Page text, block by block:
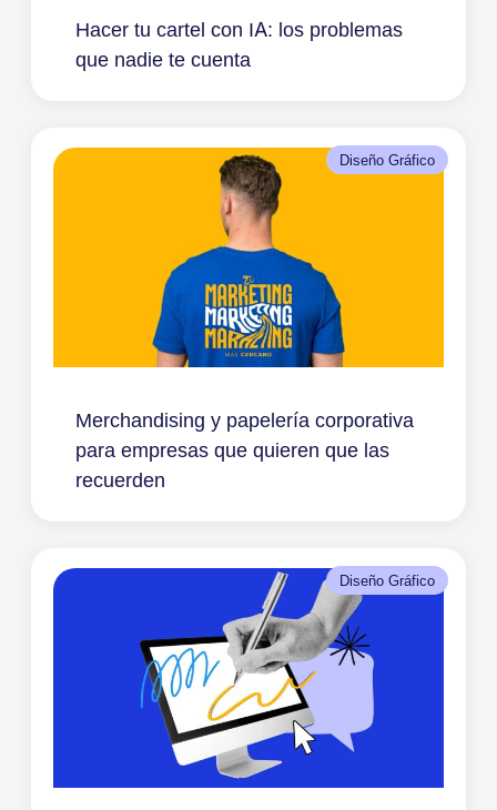
Hacer tu cartel con IA: los problemas
que nadie te cuenta
Diseño Gráfico
Merchandising y papelería corporativa
para empresas que quieren que las
recuerden
Diseño Gráfico